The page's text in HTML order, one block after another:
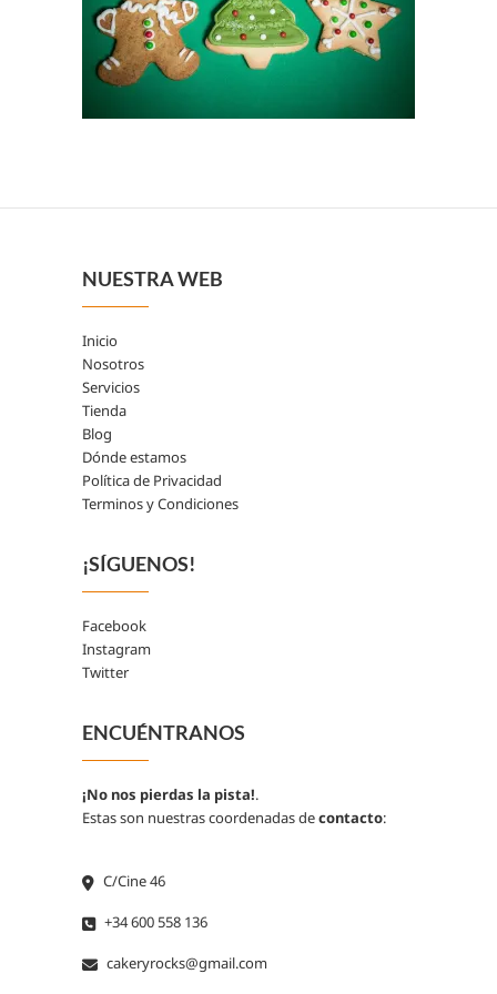
NUESTRA WEB
Inicio
Nosotros
Servicios
Tienda
Blog
Dónde estamos
Política de Privacidad
Terminos y Condiciones
¡SÍGUENOS!
Facebook
Instagram
Twitter
ENCUÉNTRANOS
¡No nos pierdas la pista!.
Estas son nuestras coordenadas decontacto:
C/Cine 46
+34 600 558 136
cakeryrocks@gmail.com